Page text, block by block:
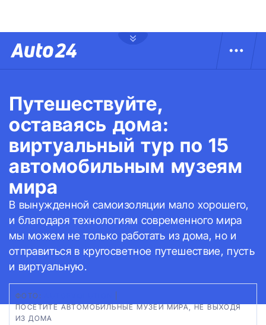
Путешествуйте,
оставаясь дома:
виртуальный тур по 15
автомобильным музеям
мира
В вынужденной самоизоляции мало хорошего,
и благодаря технологиям современного мира
мы можем не только работать из дома, но и
отправиться в кругосветное путешествие, пусть
и виртуальную.
ФОТО:
ПОСЕТИТЕ АВТОМОБИЛЬНЫЕ МУЗЕИ МИРА, НЕ ВЫХОДЯ
ИЗ ДОМА